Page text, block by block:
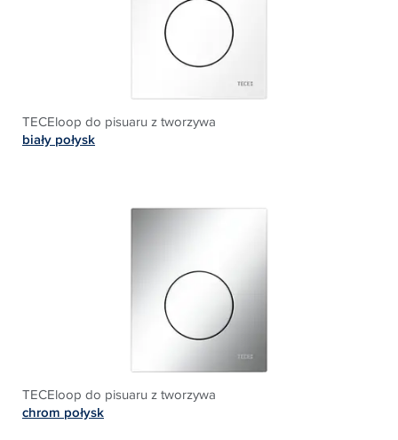
TECEloop do pisuaru z tworzywa
biały połysk
TECEloop do pisuaru z tworzywa
chrom połysk